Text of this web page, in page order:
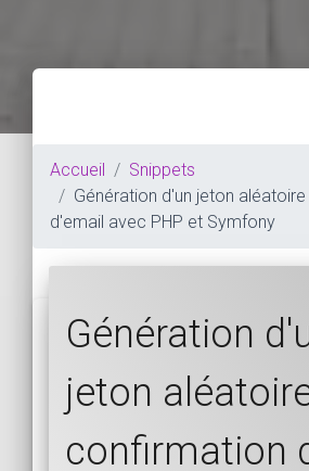
Accueil
Snippets
Génération d'un jeton
d'email avec PHP et Symfony
Génération
jeton
confirmation